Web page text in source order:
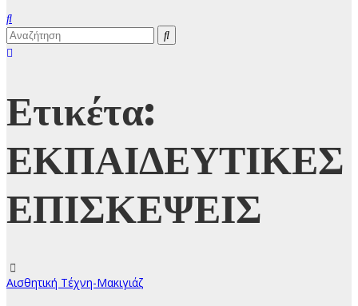
Ετικέτα:
ΕΚΠΑΙΔΕΥΤΙΚΕΣ
ΕΠΙΣΚΕΨΕΙΣ
Αισθητική Τέχνη-Μακιγιάζ